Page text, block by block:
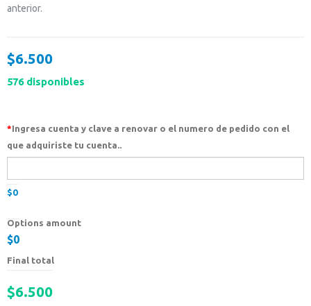
anterior.
$6.500
576 disponibles
*Ingresa cuenta y clave a renovar o el numero de pedido con el
que adquiriste tu cuenta..
$0
Options amount
$0
Final total
$6.500